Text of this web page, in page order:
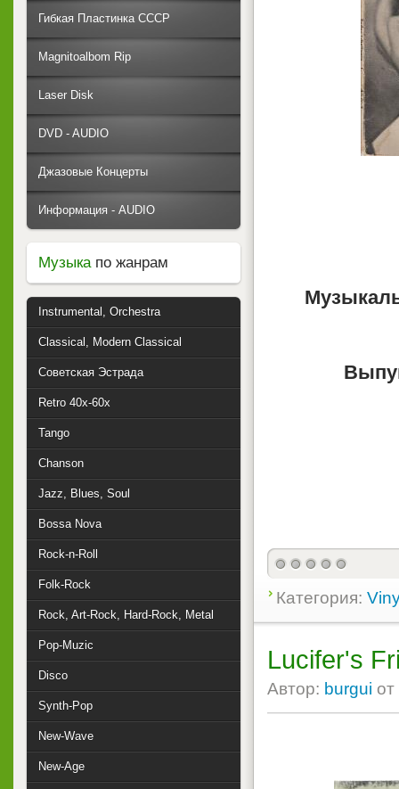
Категория:
Lucifer's
Автор: burgui от
Гибкая Пластинка СССР
Magnitoalbom Rip
Laser Disk
DVD - AUDIO
Джазовые Концерты
Информация - AUDIO
Музыкапо жанрам
Instrumental, Orchestra
Classical, Modern Classical
Советская Эстрада
Retro 40x-60x
Tango
Chanson
Jazz, Blues, Soul
Bossa Nova
Rock-n-Roll
Folk-Rock
Rock, Art-Rock, Hard-Rock, Metal
Pop-Muzic
Disco
Synth-Pop
New-Wave
New-Age